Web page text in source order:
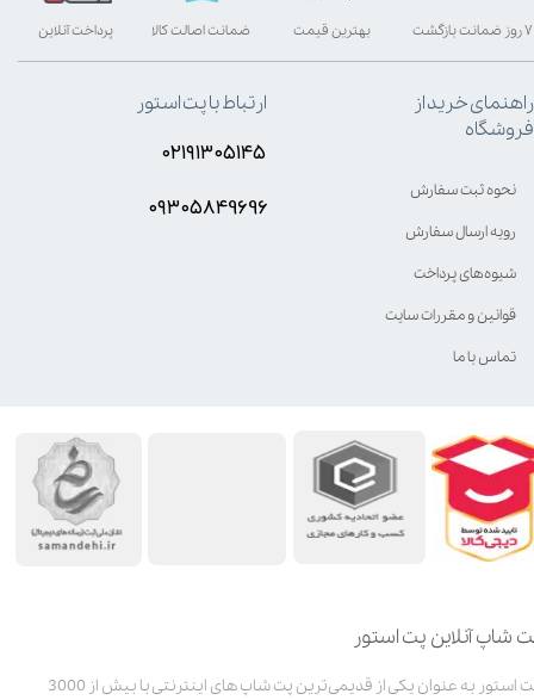
شاپ آنلاین پت استور
پت استور به عنوان یکی از قدیمی‌ترین پت شاپ های اینترنتی با بیش از 3000
بهترین قیمت پرداخت آنلاین ۷ روز ضمانت بازگشت ضمانت اصالت کالا
راهنمای خرید از
فروشگاه
نحوه ثبت سفارش
رویه ارسال سفارش
شیوه‌های پرداخت
قوانین و مقررات سایت
تماس با ما
ارتباط با پت استور
۰۲۱۹۱۳۰۵۱۴۵
۰۹۳۰۵8۴9696